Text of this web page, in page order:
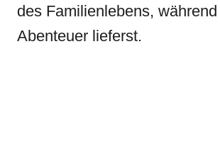
des Familienlebens,
Abenteuer lieferst.